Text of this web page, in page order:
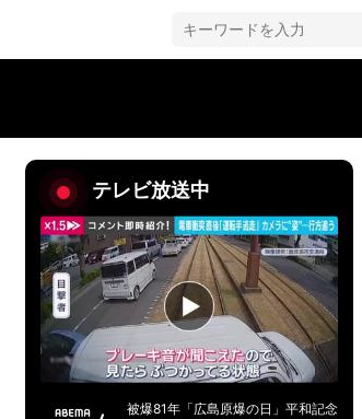
テレビ放送中
被爆81年「広島原爆の日」平和記念